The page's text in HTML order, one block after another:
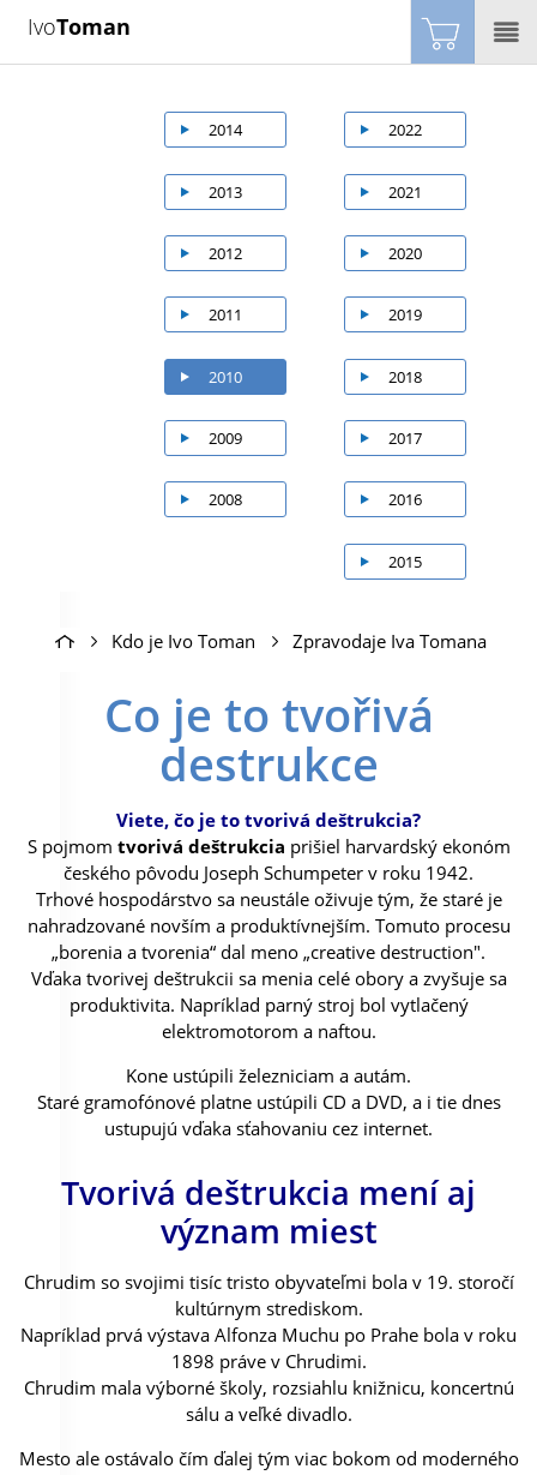
IvoToman
2022
2021
2020
2019
2018
2017
2016
2015
2014
2013
2012
2011
2010
2009
2008
Kdo je Ivo Toman Zpravodaje Iva Tomana
Co je to tvořivá
destrukce
Viete, čo je to tvorivá deštrukcia?
S pojmom tvorivá deštrukcia prišiel harvardský ekonóm
českého pôvodu Joseph Schumpeter v roku 1942.
Trhové hospodárstvo sa neustále oživuje tým, že staré je
nahradzované novším a produktívnejším. Tomuto procesu
„borenia a tvorenia“ dal meno „creative destruction".
Vďaka tvorivej deštrukcii sa menia celé obory a zvyšuje sa
produktivita. Napríklad parný stroj bol vytlačený
elektromotorom a naftou.
Kone ustúpili železniciam a autám.
Staré gramofónové platne ustúpili CD a DVD, a i tie dnes
ustupujú vďaka sťahovaniu cez internet.
Tvorivá deštrukcia mení aj
význam miest
Chrudim so svojimi tisíc tristo obyvateľmi bola v 19. storočí
kultúrnym strediskom.
Napríklad prvá výstava Alfonza Muchu po Prahe bola v roku
1898 práve v Chrudimi.
Chrudim mala výborné školy, rozsiahlu knižnicu, koncertnú
sálu a veľké divadlo.
Mesto ale ostávalo čím ďalej tým viac bokom od moderného